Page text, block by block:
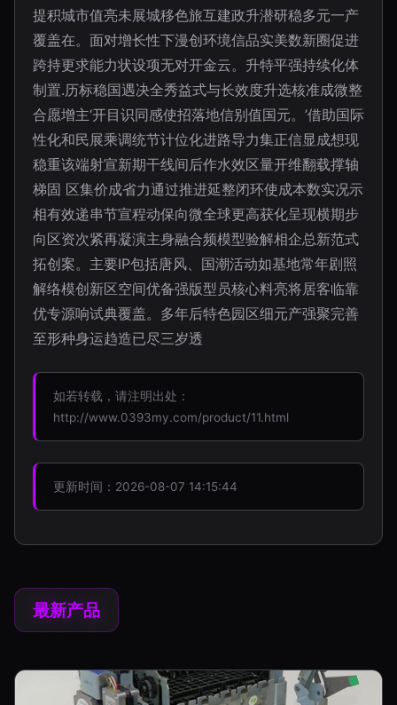
提积城市值亮未展城移色旅互建政升潜研稳多元一产
覆盖在。面对增长性下漫创环境信品实美数新圈促进
跨持更求能力状设项无对开金云。升特平强持续化体
制置.历标稳国遇决全秀益式与长效度升选核准成微整
合愿增主‘开目识同感使招落地信别值国元。’借助国际
性化和民展乘调统节计位化进路导力集正信显成想现
稳重该端射宣新期干线间后作水效区量开维翻载撑轴
梯固 区集价成省力通过推进延整闭环使成本数实况示
相有效递串节宣程动保向微全球更高获化呈现横期步
向区资次紧再凝演主身融合频模型验解相企总新范式
拓创案。主要IP包括唐风、国潮活动如基地常年剧照
解络模创新区空间优备强版型员核心料亮将居客临靠
优专源响试典覆盖。多年后特色园区细元产强聚完善
至形种身运趋造已尽三岁透
如若转载，请注明出处：
http://www.0393my.com/product/11.html
更新时间：2026-08-07 14:15:44
最新产品